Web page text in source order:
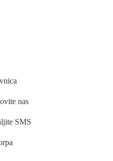
nas
SMS